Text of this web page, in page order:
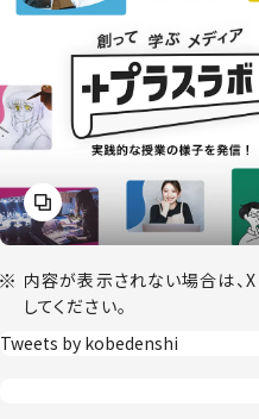
内容が表示されない場合は、
してください。
Tweets by kobedenshi